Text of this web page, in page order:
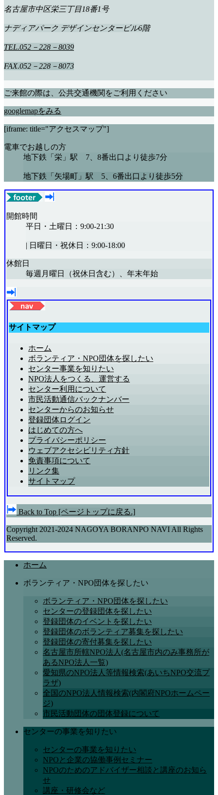
名古屋市中区栄三丁目18番1号
ナディアパーク デザインセンタービル6階
TEL.052－228－8039
FAX.052－228－8073
ご来館の際は、公共交通機関をご利用ください
googlemapをみる
[iframe: title="アクセスマップ"]
電車でお越しの方
地下鉄「栄」駅 7、8番出口より徒歩7分
地下鉄「矢場町」駅 5、6番出口より徒歩5分
開館時間
平日・土曜日：9:00-21:30
| 日曜日・祝休日：9:00-18:00
休館日
毎週月曜日（祝休日含む）、年末年始
サイトマップ
ホーム
ボランティア・NPO団体を探したい
センター事業を知りたい
NPO法人をつくる、運営する
センター利用について
市民活動通信バックナンバー
センターからのお知らせ
登録団体ログイン
はじめての方へ
プライバシーポリシー
ウェブアクセシビリティ方針
免責事項について
リンク集
サイトマップ
Back to Top [ページトップに戻る.]
Copyright 2021-2024 NAGOYA BORANPO NAVI All Rights
Reserved.
ホーム
ボランティア・NPO団体を探したい
ボランティア・NPO団体を探したい
センターの登録団体を探したい
登録団体のイベントを探したい
登録団体のボランティア募集を探したい
登録団体の寄付募集を探したい
名古屋市所轄NPO法人(名古屋市内のみ事務所が
あるNPO法人一覧)
愛知県のNPO法人等情報検索(あいちNPO交流プ
ラザ)
全国のNPO法人情報検索(内閣府NPOホームペー
ジ)
市民活動団体の団体登録について
センターの事業を知りたい
センターの事業を知りたい
NPOと企業の協働事例セミナー
NPOのためのアドバイザー相談と講座のお知ら
せ
講座・研修会など